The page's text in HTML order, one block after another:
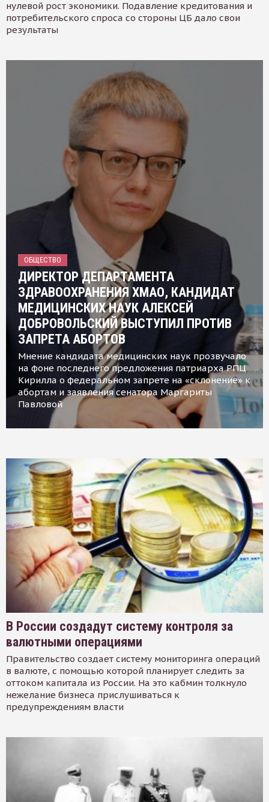
нулевой рост экономики. Подавление кредитования и
потребительского спроса со стороны ЦБ дало свои
результаты
ОБЩЕСТВО
ДИРЕКТОР ДЕПАРТАМЕНТА
ЗДРАВООХРАНЕНИЯ ХМАО, КАНДИДАТ
МЕДИЦИНСКИХ НАУК АЛЕКСЕЙ
ДОБРОВОЛЬСКИЙ ВЫСТУПИЛ ПРОТИВ
ЗАПРЕТА АБОРТОВ
Мнение кандидата медицинских наук прозвучало
на фоне последнего предложения патриарха РПЦ
Кирилла о федеральном запрете на «склонение» к
абортам и заявления сенатора Маргариты
Павловой
В России создадут систему контроля за
валютными операциями
Правительство создает систему мониторинга операций
в валюте, с помощью которой планирует следить за
оттоком капитала из России. На это кабмин толкнуло
нежелание бизнеса прислушиваться к
предупреждениям власти